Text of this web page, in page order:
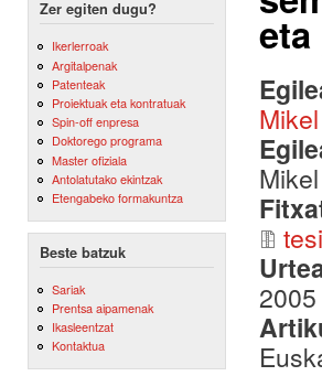
Zer egiten dugu?
Ikerlerroak
Argitalpenak
Patenteak
Proiektuak eta kontratuak
Spin-off enpresa
Doktorego programa
Master ofiziala
Antolatutako ekintzak
Etengabeko formakuntza
Beste batzuk
Sariak
Prentsa aipamenak
Ikasleentzat
Kontaktua
2005